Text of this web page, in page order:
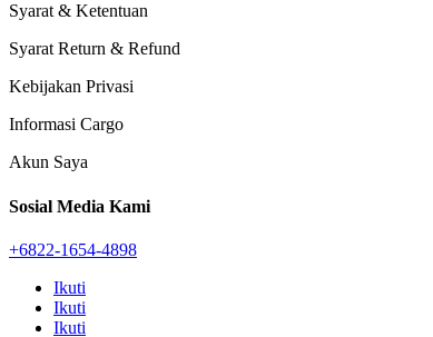
Syarat & Ketentuan
Syarat Return & Refund
Kebijakan Privasi
Informasi Cargo
Akun Saya
Sosial Media Kami
+6822-1654-4898
Ikuti
Ikuti
Ikuti